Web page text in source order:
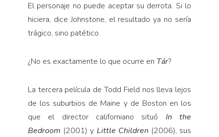
El personaje no puede aceptar su derrota. Si lo
hiciera, dice Johnsto­ne, el resultado ya no sería
trágico, sino patético.
¿No es exactamente lo que ocu­rre en Tár?
La tercera película de Todd Field nos lleva lejos
de los subur­bios de Maine y de Boston en los
que el director californiano situó In the
Bedroom (2001) y Little Children (2006), sus